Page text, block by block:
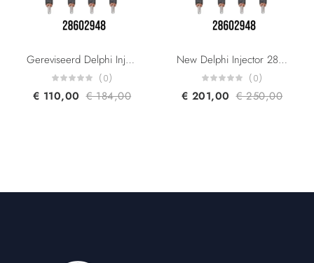
Gereviseerd Delphi Injector 28602948 28319895 28388960 Ford Peugeot Citroen 9674984080 DS7Q-9F593-BB 2.0 HDi HDR360
(0)
€ 110,00 €184,00
New Delphi Injector 28602948 28319895 28388960 Ford Peugeot Citroen 9674984080 DS7Q-9F593-BB 2.0 HDi HDR360
(0)
€ 201,00 €250,00